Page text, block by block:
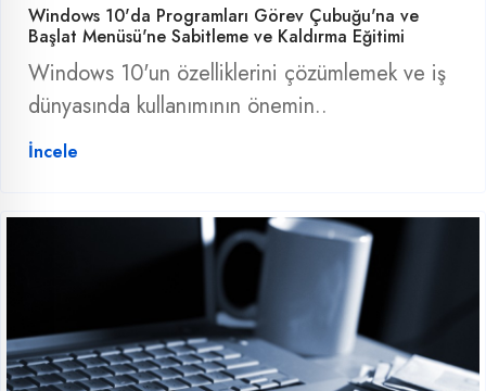
Windows 10'da Programları Görev Çubuğu'na ve
Başlat Menüsü'ne Sabitleme ve Kaldırma Eğitimi
Windows 10'un özelliklerini çözümlemek ve iş
dünyasında kullanımının önemin..
İncele